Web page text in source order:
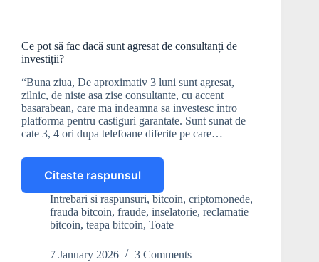
Ce pot să fac dacă sunt agresat de consultanți de
investiții?
“Buna ziua, De aproximativ 3 luni sunt agresat,
zilnic, de niste asa zise consultante, cu accent
basarabean, care ma indeamna sa investesc intro
platforma pentru castiguri garantate. Sunt sunat de
cate 3, 4 ori dupa telefoane diferite pe care…
Citeste raspunsul
Ce
pot
să
fac
sunt
Intrebari si raspunsuri, bitcoin, criptomonede,
frauda bitcoin, fraude, inselatorie, reclamatie
bitcoin, teapa bitcoin, Toate
7 January 2026 3 Comments